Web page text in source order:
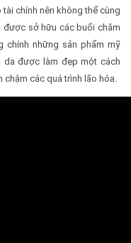
chính nên không thể cùng
được sở hữu các buổi chăm
chính những sản phẩm mỹ
da được làm đẹp một cách
chậm các quá trình lão hóa.